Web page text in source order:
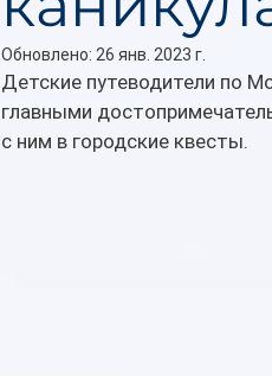
Обновлено: 26 янв. 2023 г.
Детские путеводители по
главными
с ним в городские квесты.